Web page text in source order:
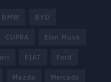
BMW BYD
CUPRA Elon Musk
FIAT Ford
Mazda Mercado